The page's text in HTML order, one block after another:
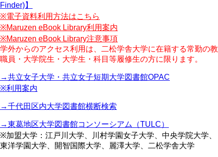
Finder)】
※電子資料利用方法はこちら
※Maruzen eBook Library利用案内
※Maruzen eBook Library注意事項
学外からのアクセス利用は、二松学舎大学に在籍する常勤の教
職員・大学院生・大学生・科目等履修生の方に限ります。
→共立女子大学・共立女子短期大学図書館OPAC
※利用案内
→千代田区内大学図書館横断検索
→東葛地区大学図書館コンソーシアム（TULC）
※加盟大学：江戸川大学、川村学園女子大学、中央学院大学、
東洋学園大学、開智国際大学、麗澤大学、二松学舎大学